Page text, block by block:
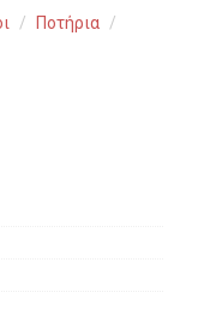
/ Ποτήρια /